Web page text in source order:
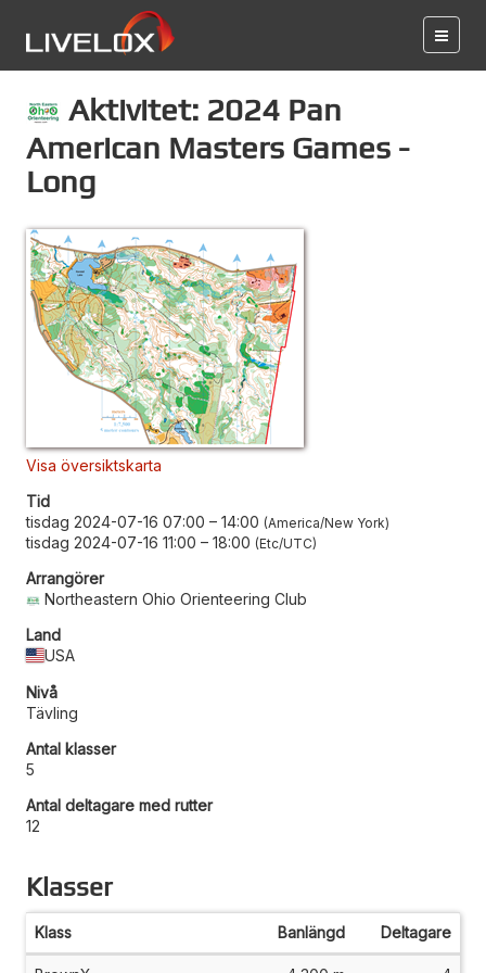
Aktivitet: 2024 Pan
American Masters Games -
Long
Visa översiktskarta
Tid
tisdag 2024-07-16 07:00 – 14:00 America/New York
tisdag 2024-07-16 11:00 – 18:00 Etc/UTC
Arrangörer
Northeastern Ohio Orienteering Club
Land
USA
Nivå
Tävling
Antal klasser
5
Antal deltagare med rutter
12
Klasser
Klass Banlängd Deltagare